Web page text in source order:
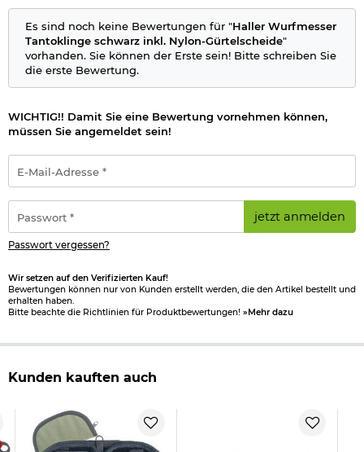
Es sind noch keine Bewertungen für "Haller Wurfmesser
Tantoklinge schwarz inkl. Nylon-Gürtelscheide"
vorhanden. Sie können der Erste sein! Bitte schreiben Sie
die erste Bewertung.
WICHTIG!! Damit Sie eine Bewertung vornehmen können,
müssen Sie angemeldet sein!
Mail-
Adresse
*
jetzt anmelden
Passwort vergessen?
Wir setzen auf den Verifizierten Kauf!
Bewertungen können nur von Kunden erstellt werden, die den Artikel bestellt und
erhalten haben.
Bitte beachte die Richtlinien für Produktbewertungen! »Mehr dazu
Kunden kauften auch